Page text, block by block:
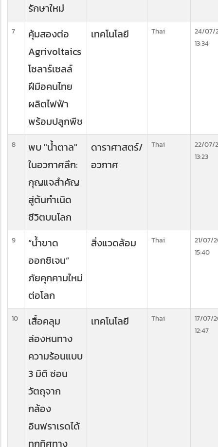
รักษาใหม่
7
คุ้มสองต่อ
Agrivoltaics
โซลาร์เซลล์
ฝีมือคนไทย
ผลิตไฟฟ้า
พร้อมปลูกพืช
เทคโนโลยี Thai
24/07/
13:34
8
พบ "น้ำตาล"
ในอวกาศลึก:
กุญแจสำคัญ
สู่ต้นกำเนิด
ชีวิตบนโลก
ดาราศาสตร์/
อวกาศ
Thai
22/07/
13:23
9
“น้ำขาด
ออกซิเจน”
ภัยคุกคามใหม่
ต่อโลก
สิ่งแวดล้อม Thai
21/07/
15:40
10
เสื้อคลุม
ล่องหนทาง
ความร้อนแบบ
3 มิติ ซ่อน
วัตถุจาก
กล้อง
อินฟราเรดได้
ทุกทิศทาง
เทคโนโลยี Thai
17/07/
12:47